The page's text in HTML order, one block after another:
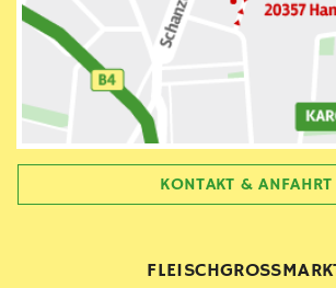
KONTAKT & ANFAHRT
FLEISCHGROSSMARKT